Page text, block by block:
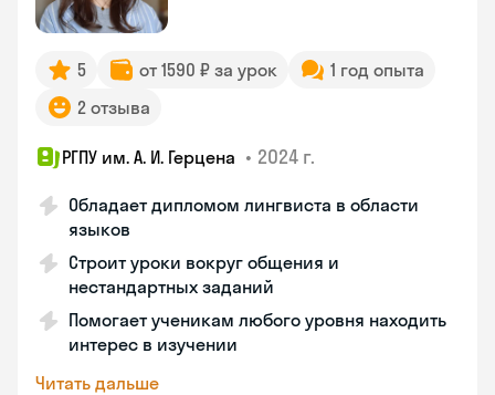
5 от 1590 ₽ за урок
1 год опыта
2 отзыва
РГПУ им. А. И. Герцена • 2024 г.
Обладает дипломом лингвиста в области
языков
Строит уроки вокруг общения и
нестандартных заданий
Помогает ученикам любого уровня находить
интерес в изучении
Читать дальше